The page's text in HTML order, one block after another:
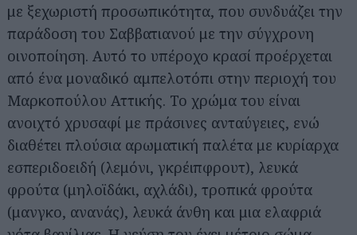
με ξεχωριστή προσωπικότητα, που συνδυάζει την
παράδοση του Σαββατιανού με την σύγχρονη
οινοποίηση. Αυτό το υπέροχο κρασί προέρχεται
από ένα μοναδικό αμπελοτόπι στην περιοχή του
Μαρκοπούλου Αττικής. Το χρώμα του είναι
ανοιχτό χρυσαφί με πράσινες ανταύγειες, ενώ
διαθέτει πλούσια αρωματική παλέτα με κυρίαρχα
εσπεριδοειδή (λεμόνι, γκρέιπφρουτ), λευκά
φρούτα (μηλοϊδάκι, αχλάδι), τροπικά φρούτα
(μανγκο, ανανάς), λευκά άνθη και μια ελαφριά